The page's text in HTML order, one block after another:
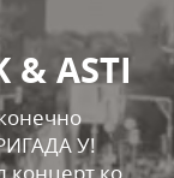
& ASTI
У!